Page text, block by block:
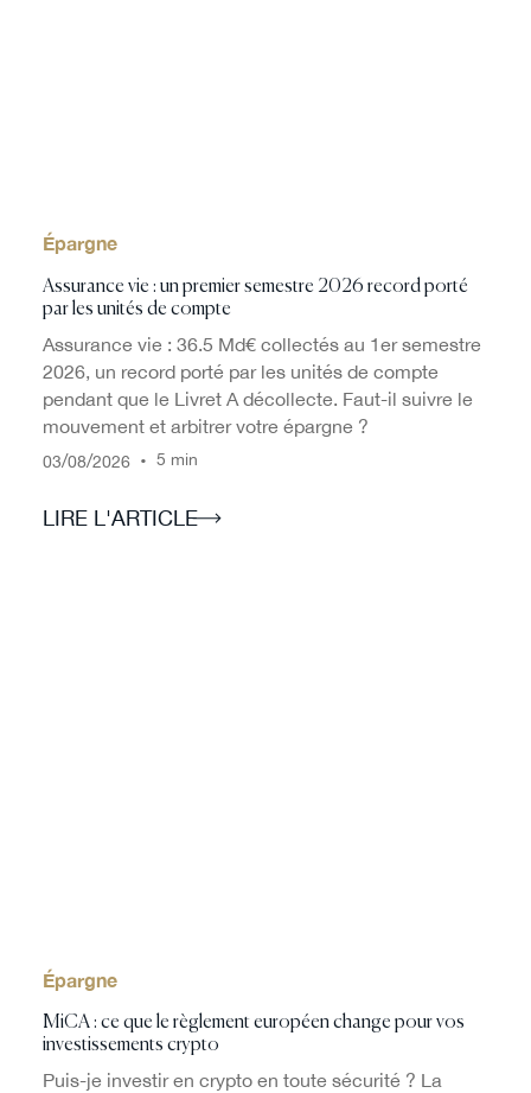
Épargne
Assurance vie : un premier semestre 2026 record porté
par les unités de compte
Assurance vie : 36.5 Md€ collectés au 1er semestre
2026, un record porté par les unités de compte
pendant que le Livret A décollecte. Faut-il suivre le
mouvement et arbitrer votre épargne ?
03/08/2026 • 5 min
LIRE L'ARTICLE
Épargne
MiCA : ce que le règlement européen change pour vos
investissements crypto
Puis-je investir en crypto en toute sécurité ? La